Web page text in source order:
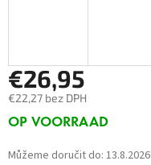
€26,95
€22,27 bez DPH
Měrná
OP VOORRAAD
Můžeme doručit do: 13.8.2026